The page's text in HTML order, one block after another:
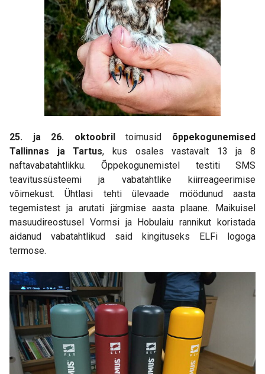
25. ja 26. oktoobriltoimusid õppekogunemised
Tallinnas ja Tartus, kus osales vastavalt 13 ja 8
naftavabatahtlikku. Õppekogunemistel testiti SMS
teavitussüsteemi ja vabatahtlike kiirreageerimise
võimekust. Ühtlasi tehti ülevaade möödunud aasta
tegemistest ja arutati järgmise aasta plaane. Maikuisel
masuudireostusel Vormsi ja Hobulaiu rannikut koristada
aidanud vabatahtlikud said kingituseks ELFi logoga
termose.